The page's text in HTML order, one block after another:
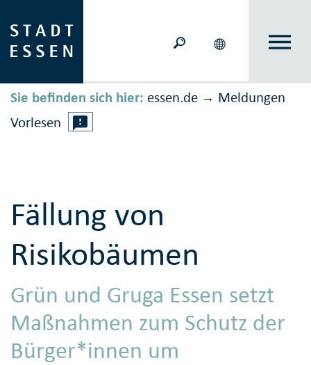
Sie befinden sich hier: essen.de → Meldungen
Vorlesen
Fällung von
Risikobäumen
Grün und Gruga Essen setzt
Maßnahmen zum Schutz der
Bürger*innen um